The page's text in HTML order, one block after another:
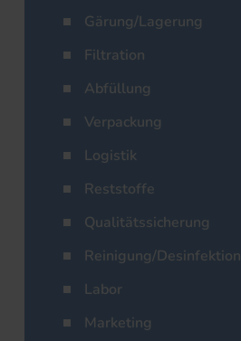
Gärung/Lagerung
Filtration
Abfüllung
Verpackung
Logistik
Reststoffe
Qualitätssicherung
Reinigung/Desinfektion
Labor
Marketing